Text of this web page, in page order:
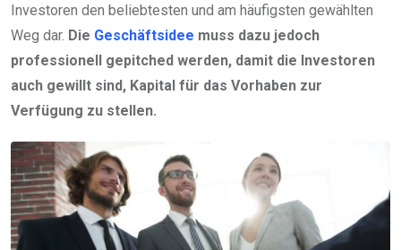
Investoren den beliebtesten und am häufigsten gewählten
Weg dar. Die Geschäftsidee muss dazu jedoch
professionell gepitched werden, damit die Investoren
auch gewillt sind, Kapital für das Vorhaben zur
Verfügung zu stellen.